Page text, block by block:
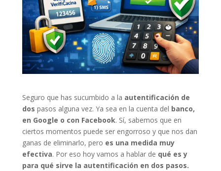
Seguro que has sucumbido a la autentificación de
dos pasos alguna vez. Ya sea en la cuenta del banco,
en Google o con Facebook. Sí, sabemos que en
ciertos momentos puede ser engorroso y que nos dan
ganas de eliminarlo, pero es una medida muy
efectiva. Por eso hoy vamos a hablar de qué es y
para qué sirve la autentificación en dos pasos.